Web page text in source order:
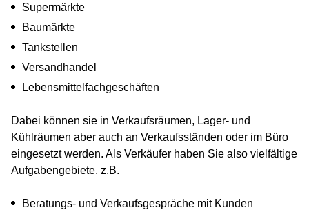
Supermärkte
Baumärkte
Tankstellen
Versandhandel
Lebensmittelfachgeschäften
Dabei können sie in Verkaufsräumen, Lager- und
Kühlräumen aber auch an Verkaufsständen oder im Büro
eingesetzt werden. Als Verkäufer haben Sie also vielfältige
Aufgabengebiete, z.B.
Beratungs- und Verkaufsgespräche mit Kunden